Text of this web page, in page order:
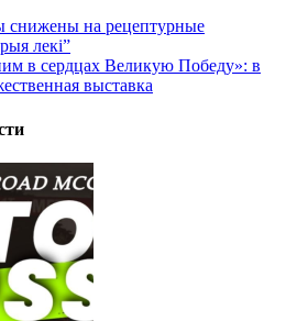
снижены на рецептурные
лекі”
в сердцах Великую Победу»: в
выставка